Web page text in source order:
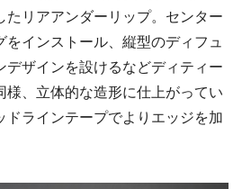
たリアアンダーリップ。センター
インストール、縦型のディフュ
デザインを設けるなどディティー
様、立体的な造形に仕上がってい
ドラインテープでよりエッジを加